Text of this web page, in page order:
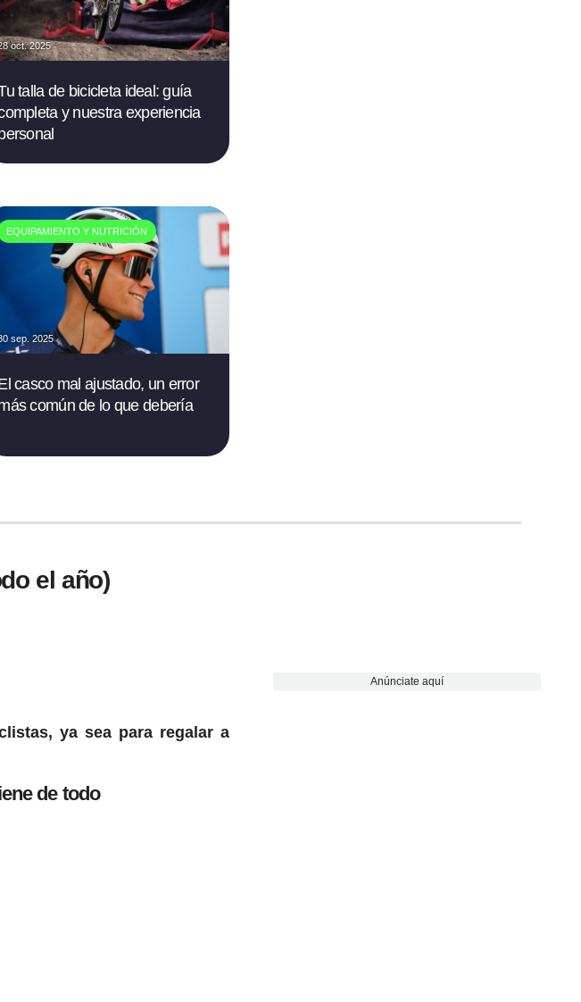
oct. 2025
talla de bicicleta ideal: guía
y nuestra experiencia
EQUIPAMIENTO Y NUTRICIÓN
sep. 2025
casco mal ajustado, un error
común de lo que debería
el año)
ya sea para regalar a
de todo
Anúnciate aquí